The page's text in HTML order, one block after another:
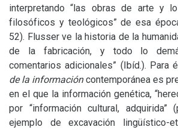
interpretando “las obras de arte y
filosóficos y teológicos” de esa
52). Flusser ve la historia de la
de la fabricación, y todo lo
comentarios adicionales” (Ibíd.). Para
de la informacióncontemporánea es
en el que la información genética,
por “información cultural,
ejemplo de excavación lingüístico-